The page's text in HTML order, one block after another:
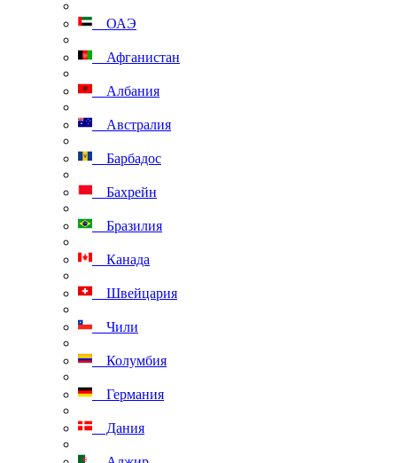
ОАЭ
Афганистан
Албания
Австралия
Барбадос
Бахрейн
Бразилия
Канада
Швейцария
Чили
Колумбия
Германия
Дания